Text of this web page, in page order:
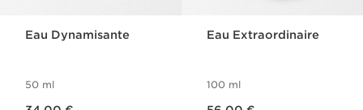
Eau Dynamisante
50 ml
Eau Extraordinaire
100 ml